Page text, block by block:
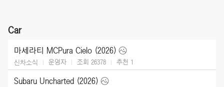
Car
마세라티 MCPura Cielo (2026)
신차소식 운영자 조회 26378 추천 1
Subaru Uncharted (2026)